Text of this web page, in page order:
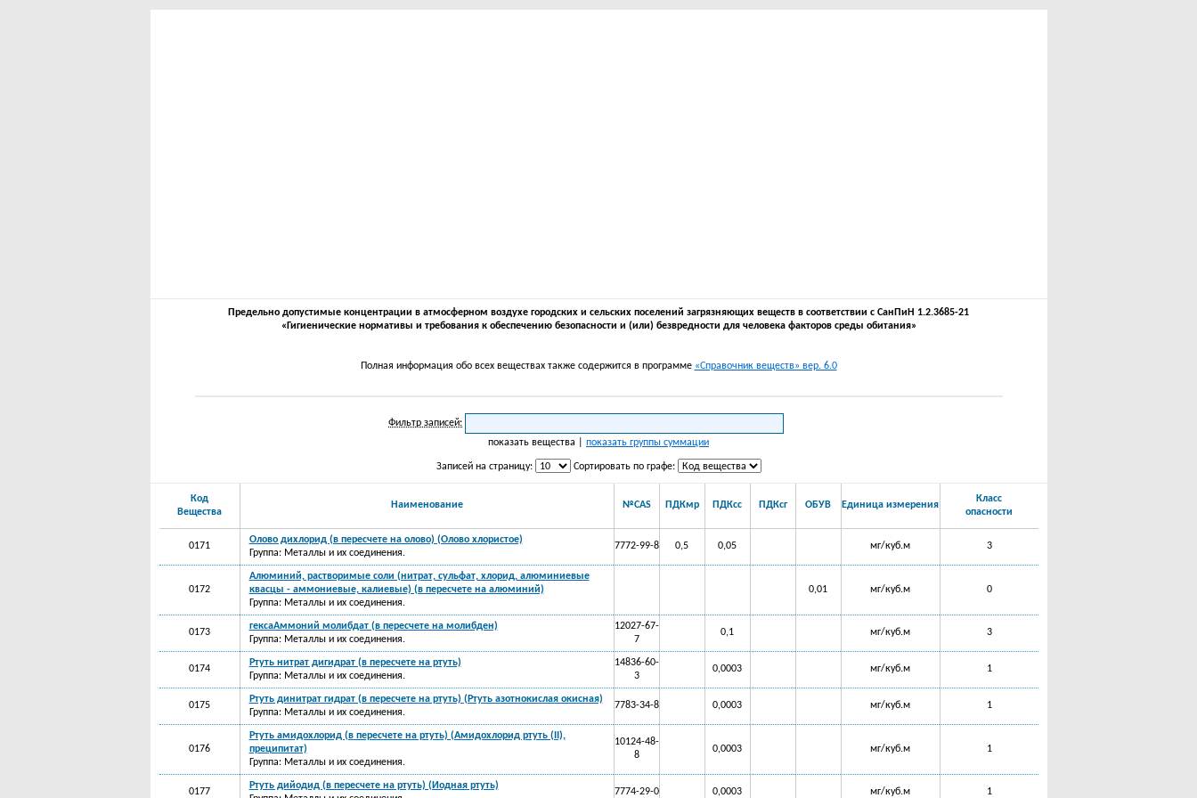
Предельно допустимые концентрации в атмосферном воздухе городских и сельских поселений загрязняющих веществ в соответствии с СанПиН 1.2.3685-21
«Гигиенические нормативы и требования к обеспечению безопасности и (или) безвредности для человека факторов среды обитания»
Полная информация обо всех веществах также содержится в программе «Справочник веществ» вер. 6.0
Фильтр записей:
показать вещества | показать группы суммации
Записей на страницу: Сортировать по графе:
Код
Вещества
Наименование №CAS ПДКмр ПДКсс ПДКсг ОБУВ Единица измерения
Класс
опасности
0171
Олово дихлорид (в пересчете на олово) (Олово хлористое)
Группа: Металлы и их соединения.
7772-99-8 0,5 0,05 мг/куб.м 3
0172
Алюминий, растворимые соли (нитрат, сульфат, хлорид, алюминиевые
квасцы - аммониевые, калиевые) (в пересчете на алюминий)
Группа: Металлы и их соединения.
0,01 мг/куб.м 0
0173
гексаАммоний молибдат (в пересчете на молибден)
Группа: Металлы и их соединения.
12027-67-
7
0,1 мг/куб.м 3
0174
Ртуть нитрат дигидрат (в пересчете на ртуть)
Группа: Металлы и их соединения.
14836-60-
3
0,0003 мг/куб.м 1
0175
Ртуть динитрат гидрат (в пересчете на ртуть) (Ртуть азотнокислая окисная)
Группа: Металлы и их соединения.
7783-34-8 0,0003 мг/куб.м 1
0176
Ртуть амидохлорид (в пересчете на ртуть) (Амидохлорид ртуть (II),
преципитат)
Группа: Металлы и их соединения.
10124-48-
8
0,0003 мг/куб.м 1
0177
Ртуть дийодид (в пересчете на ртуть) (Иодная ртуть)
7774-29-0 0,0003 мг/куб.м 1